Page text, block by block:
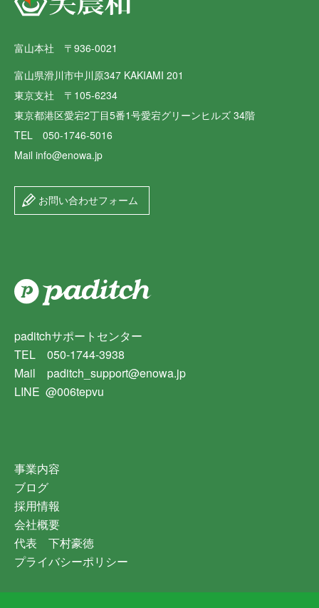
富山本社 〒936-0021
富山県滑川市中川原347 KAKIAMI 201
東京支社 〒105-6234
東京都港区愛宕2丁目5番1号愛宕グリーンヒルズ 34階
TEL 050-1746-5016
Mail info@enowa.jp
お問い合わせフォーム
paditchサポートセンター
TEL 050-1744-3938
Mail paditch_support@enowa.jp
LINE @006tepvu
事業内容
ブログ
採用情報
会社概要
代表 下村豪徳
プライバシーポリシー